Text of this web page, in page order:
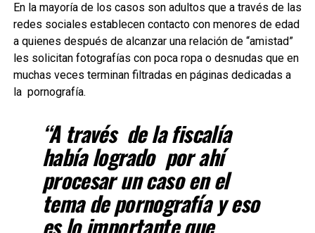
En la mayoría de los casos son adultos que a través de las
redes sociales establecen contacto con menores de edad
a quienes después de alcanzar una relación de “amistad”
les solicitan fotografías con poca ropa o desnudas que en
muchas veces terminan filtradas en páginas dedicadas a
la pornografía.
“A través de la fiscalía
había logrado por ahí
procesar un caso en el
tema de pornografía y eso
es lo importante que